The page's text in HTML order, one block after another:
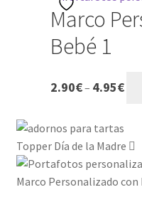
Marco
Bebé 1
2.90€– 4.95€
Topper Día de la Madre
Marco Personalizado con